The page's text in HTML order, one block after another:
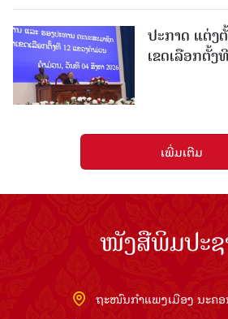
ປະກາດ ແຕ່ງ
ເຂດເລືອກຕັ້ງ
ເພີ່ມເຕີມ
ໜັງສືພິມປະຊ
ຖະໜົນກຳແພງເມືອງ ນະຄ